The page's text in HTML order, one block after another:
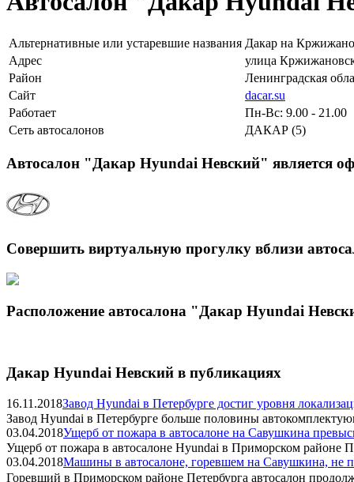
Альтернативные или устаревшие названия Дакар на
Адрес
улица
Район
Ленинградская
Сайт
dacar.su
Работает
Пн-Вс: 9.00 - 21.00
Сеть автосалонов
ДАКАР (5)
Автосалон "Дакар Hyundai Невский" является
Совершить виртуальную прогулку вблизи
Расположение автосалона "Дакар Hyundai
Дакар Hyundai Невский в публикациях
16.11.2018Завод Hyundai в Петербурге достиг уровня
Завод Hyundai в Петербурге больше половины
03.04.2018Ущерб от пожара в автосалоне на Савушкина
Ущерб от пожара в автосалоне Hyundai в Приморском районе
03.04.2018Машины в автосалоне, горевшем на Савушкина, не
Горевший в Приморском районе Петербурга автосалон